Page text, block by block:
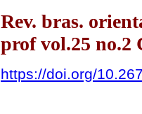
Rev. bras.
prof vol.25 no.2
https://doi.org/